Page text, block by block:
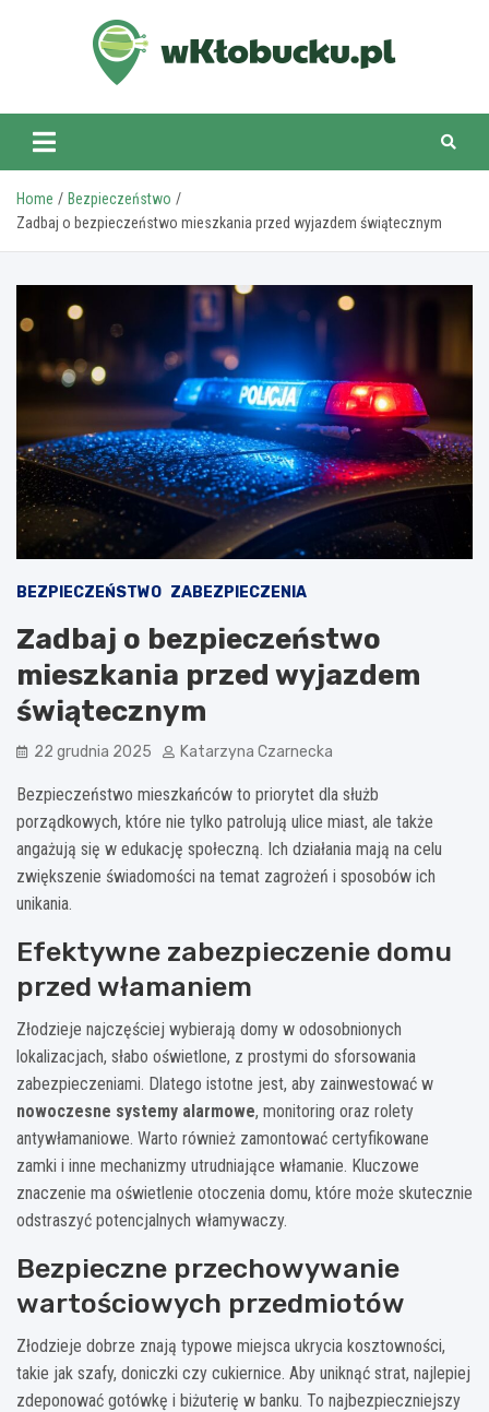
wKlobucku.pl
Home
Bezpieczeństwo
Zadbaj o bezpieczeństwo mieszkania przed wyjazdem świątecznym
BEZPIECZEŃSTWO ZABEZPIECZENIA
Zadbaj o bezpieczeństwo
mieszkania przed wyjazdem
świątecznym
22 grudnia 2025 Katarzyna Czarnecka
Bezpieczeństwo mieszkańców to priorytet dla służb
porządkowych, które nie tylko patrolują ulice miast, ale także
angażują się w edukację społeczną. Ich działania mają na celu
zwiększenie świadomości na temat zagrożeń i sposobów ich
unikania.
Efektywne zabezpieczenie domu
przed włamaniem
Złodzieje najczęściej wybierają domy w odosobnionych
lokalizacjach, słabo oświetlone, z prostymi do sforsowania
zabezpieczeniami. Dlatego istotne jest, aby zainwestować w
nowoczesne systemy alarmowe, monitoring oraz rolety
antywłamaniowe. Warto również zamontować certyfikowane
zamki i inne mechanizmy utrudniające włamanie. Kluczowe
znaczenie ma oświetlenie otoczenia domu, które może skutecznie
odstraszyć potencjalnych włamywaczy.
Bezpieczne przechowywanie
wartościowych przedmiotów
Złodzieje dobrze znają typowe miejsca ukrycia kosztowności,
takie jak szafy, doniczki czy cukiernice. Aby uniknąć strat, najlepiej
zdeponować gotówkę i biżuterię w banku. To najbezpieczniejszy